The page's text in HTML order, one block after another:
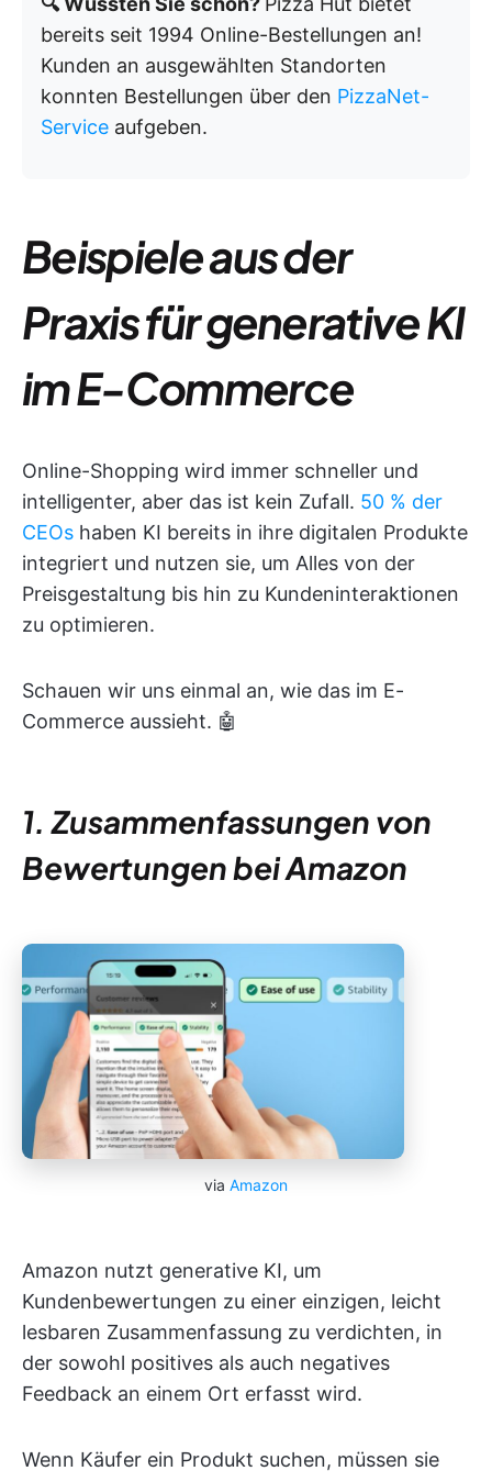
bereits seit 1994 Online-Bestellungen an!
Kunden an ausgewählten Standorten
konnten Bestellungen über den PizzaNet-
Service aufgeben.
Beispiele aus der
Praxis für generative KI
im E-Commerce
Online-Shopping wird immer schneller und
intelligenter, aber das ist kein Zufall. 50 % der
CEOs haben KI bereits in ihre digitalen Produkte
integriert und nutzen sie, um Alles von der
Preisgestaltung bis hin zu Kundeninteraktionen
zu optimieren.
Schauen wir uns einmal an, wie das im E-
Commerce aussieht. 🤖
1. Zusammenfassungen von
Bewertungen bei Amazon
via Amazon
Amazon nutzt generative KI, um
Kundenbewertungen zu einer einzigen, leicht
lesbaren Zusammenfassung zu verdichten, in
der sowohl positives als auch negatives
Feedback an einem Ort erfasst wird.
Wenn Käufer ein Produkt suchen, müssen sie